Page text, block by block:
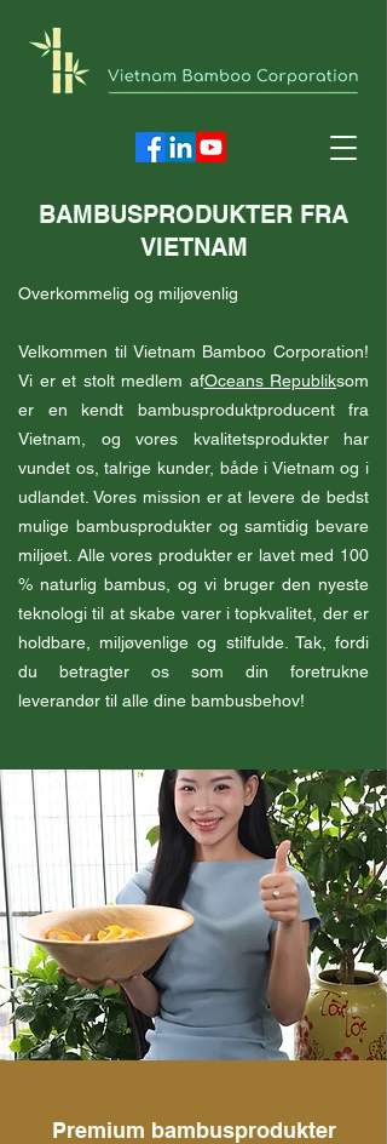
BAMBUSPRODUKTER FRA
VIETNAM
Overkommelig og miljøvenlig
Velkommen til Vietnam Bamboo Corporation!
Vi er et stolt medlem afOceans Republiksom
er en kendt bambusproduktproducent fra
Vietnam, og vores kvalitetsprodukter har
vundet os, talrige kunder, både i Vietnam og i
udlandet. Vores mission er at levere de bedst
mulige bambusprodukter og samtidig bevare
miljøet. Alle vores produkter er lavet med 100
% naturlig bambus, og vi bruger den nyeste
teknologi til at skabe varer i topkvalitet, der er
holdbare, miljøvenlige og stilfulde. Tak, fordi
du betragter os som din foretrukne
leverandør til alle dine bambusbehov!
Premium bambusprodukter